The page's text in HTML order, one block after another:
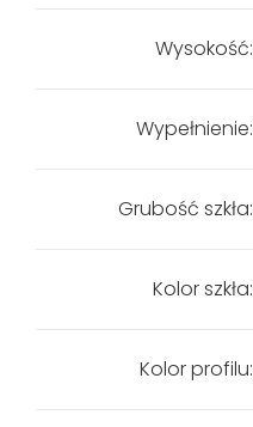
Wysokość:
Wypełnienie:
Grubość szkła:
Kolor szkła:
Kolor profilu: